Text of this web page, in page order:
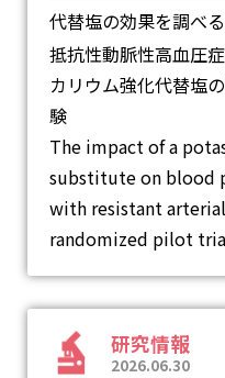
代替塩の効果を調べる
抵抗性動脈性高血圧
カリウム強化代替塩
験
The impact of a
substitute on blood
with resistant
randomized pilot
研究情報
2026.06.30